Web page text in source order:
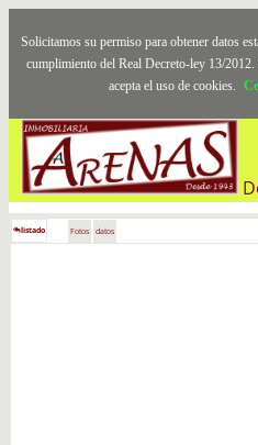
Solicitamos su permiso para obtener datos
cumplimiento del Real Decreto-ley 13/
acepta el uso de cookies.
listado Fotos datos